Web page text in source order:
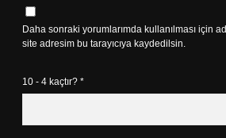
Daha sonraki yorumlarımda kullanılması için
site adresim bu tarayıcıya kaydedilsin.
10 - 4 kaçtır? *